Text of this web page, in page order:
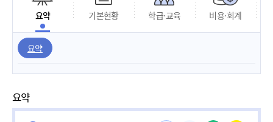
요약 기본현황 학급·교육 비용·회계
요약
요약